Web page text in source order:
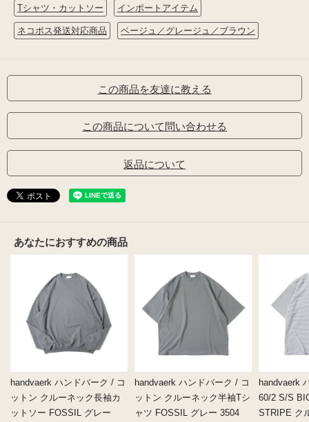
Tシャツ・カットソー インポートアイテム
ネコポス発送対応商品 ベージュ／グレージュ／ブラウン
この商品を友達に教える
この商品について問い合わせる
返品について
あなたにおすすめの商品
handvaerk ハンドバーク / コ
ットン クルーネック長袖カ
ットソー FOSSIL グレー
handvaerk ハンドバーク / コ
ットン クルーネック半袖Tシ
ャツ FOSSIL グレー 3504
handvaerk
60/2 S/S
STRIPE ク